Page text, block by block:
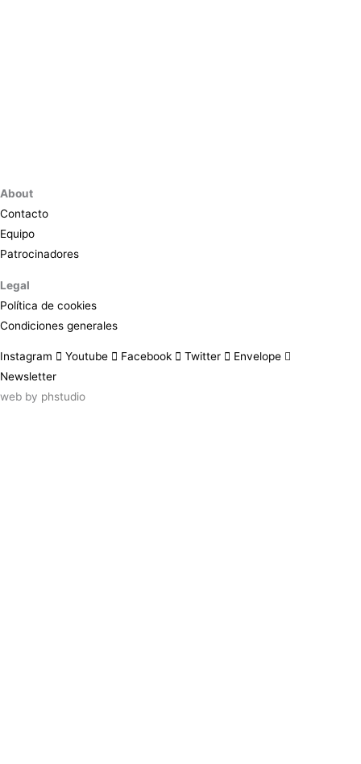
About
Contacto
Equipo
Patrocinadores
Legal
Política de cookies
Condiciones generales
Instagram Youtube Facebook Twitter
Envelope
Newsletter
web by phstudio